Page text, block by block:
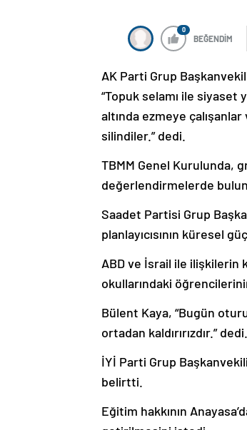
0
BEĞENDİM
AK Parti Grup
“Topuk selamı ile
altında ezmeye
silindiler.” dedi.
TBMM Genel Kurulunda,
değerlendirmelerde
Saadet Partisi Grup
planlayıcısının küresel
ABD ve İsrail ile ilişkilerin
okullarındaki
Bülent Kaya, “Bugün
ortadan kaldırırızdır.” dedi.
İYİ Parti Grup
belirtti.
Eğitim hakkının